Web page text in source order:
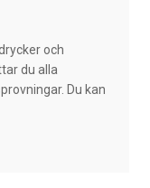
och
du alla
Du kan